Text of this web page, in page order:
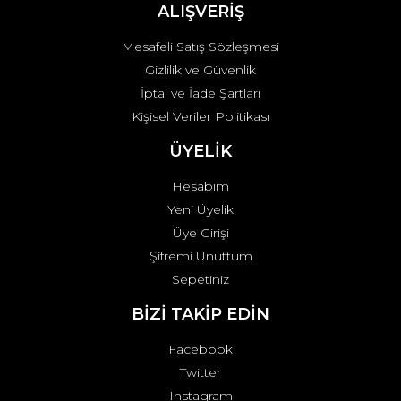
ALIŞVERİŞ
Mesafeli Satış Sözleşmesi
Gizlilik ve Güvenlik
İptal ve İade Şartları
Kişisel Veriler Politikası
ÜYELİK
Hesabım
Yeni Üyelik
Üye Girişi
Şifremi Unuttum
Sepetiniz
BİZİ TAKİP EDİN
Facebook
Twitter
Instagram